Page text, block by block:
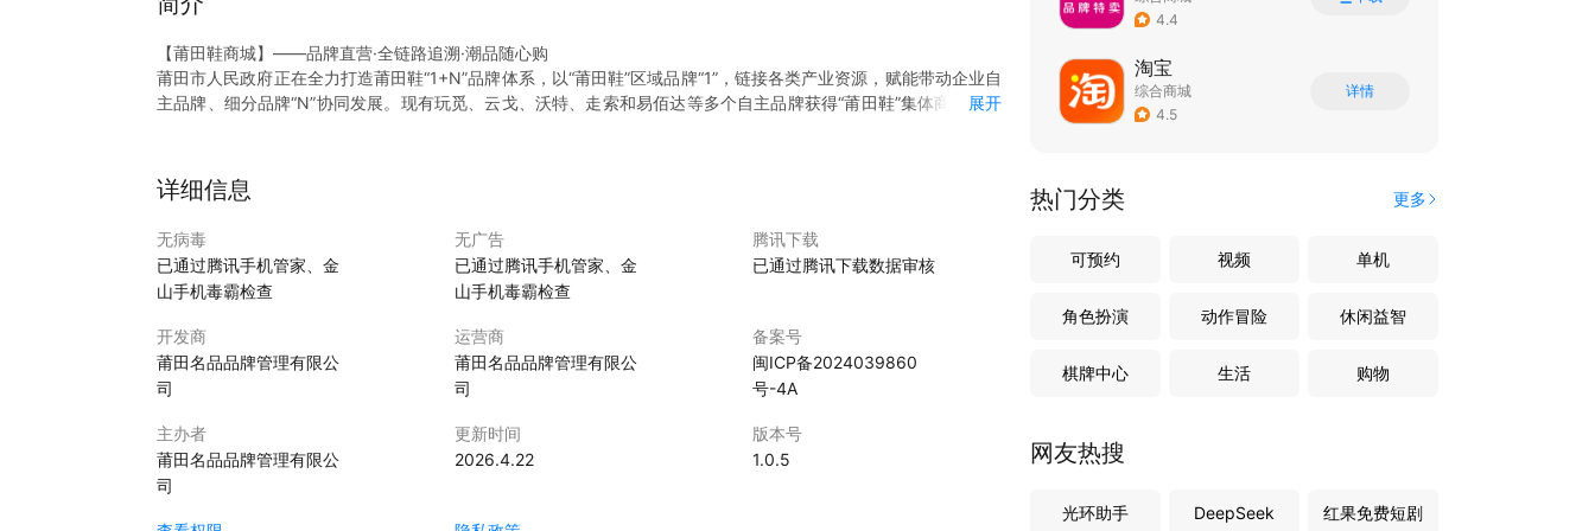
【莆田鞋商城】——品牌直营·全链路追溯·潮品随心购
莆田市人民政府正在全力打造莆田鞋“1+N”品牌体系，以“莆田鞋”区域品牌“1”，链接各类产业资源，赋能带动企业自
主品牌、细分品牌“N”协同发展。现有玩觅、云戈、沃特、走索和易佰达等多个自主品牌获得“莆田鞋”集体商标使用
莆田鞋商城App作为莆田鞋品牌数智创新平台，链接多家莆田本地自主品牌资源，以三大核心优势重新定义品质消
费：
品质保障：高于国标对标欧美的质量标准，严格把控产品品质，与莆田海关开展深度合作，为产品提供质检保障。
产业带直供：深度整合莆田本土优质供应链，精选原创设计热款。
自建溯源体系：一物一码，凭码溯源，精准查询到每一款鞋的出处和路径。
展开
详细信息
无病毒
已通过腾讯手机管家、金
山手机毒霸检查
无广告
已通过腾讯手机管家、金
山手机毒霸检查
腾讯下载
已通过腾讯下载数据审核
开发商
莆田名品品牌管理有限公
司
运营商
莆田名品品牌管理有限公
司
备案号
闽ICP备2024039860
号-4A
主办者
莆田名品品牌管理有限公
司
更新时间
2026.4.22
版本号
1.0.5
4.4
淘宝
综合商城
4.5
详情
热门分类 更多
可预约 视频 单机
角色扮演 动作冒险 休闲益智
棋牌中心 生活 购物
网友热搜
光环助手 DeepSeek 红果免费短剧